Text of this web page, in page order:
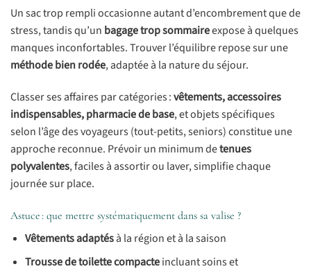
Un sac trop rempli occasionne autant d’encombrement que de
stress, tandis qu’un bagage trop sommaireexpose à quelques
manques inconfortables. Trouver l’équilibre repose sur une
méthode bien rodée, adaptée à la nature du séjour.
Classer ses affaires par catégories :vêtements, accessoires
indispensables, pharmacie de base, et objets spécifiques
selon l’âge des voyageurs (tout-petits, seniors) constitue une
approche reconnue. Prévoir un minimum detenues
polyvalentes, faciles à assortir ou laver, simplifie chaque
journée sur place.
Astuce : que mettre systématiquement dans sa valise ?
Vêtements adaptésà la région et à la saison
Trousse de toilette compacteincluant soins et